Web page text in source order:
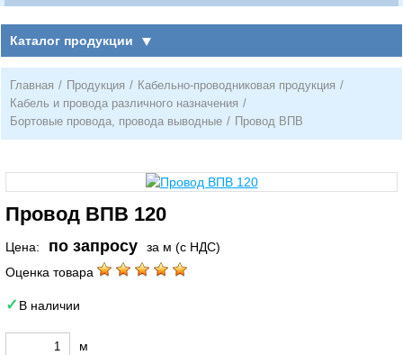
Каталог продукции
Главная / Продукция / Кабельно-проводниковая продукция /
Кабель и провода различного назначения /
Бортовые провода, провода выводные / Провод ВПВ
Провод ВПВ 120
Цена: по запросу
за м (с НДС)
Оценка товара
В наличии
м